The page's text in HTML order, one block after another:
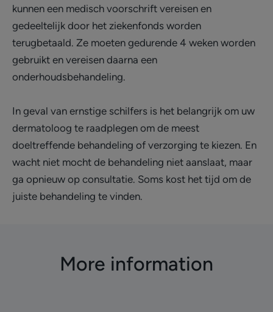
kunnen een medisch voorschrift vereisen en
gedeeltelijk door het ziekenfonds worden
terugbetaald. Ze moeten gedurende 4 weken worden
gebruikt en vereisen daarna een
onderhoudsbehandeling.
In geval van ernstige schilfers is het belangrijk om uw
dermatoloog te raadplegen om de meest
doeltreffende behandeling of verzorging te kiezen. En
wacht niet mocht de behandeling niet aanslaat, maar
ga opnieuw op consultatie. Soms kost het tijd om de
juiste behandeling te vinden.
More information